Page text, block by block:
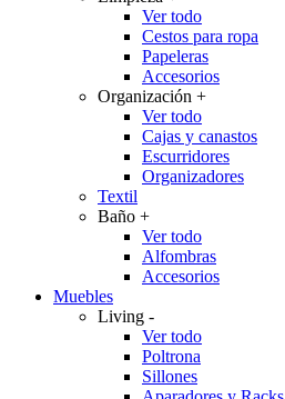
Ver todo
Cestos para ropa
Papeleras
Accesorios
Organización +
Ver todo
Cajas y canastos
Escurridores
Organizadores
Textil
Baño +
Ver todo
Alfombras
Accesorios
Muebles
Living -
Ver todo
Poltrona
Sillones